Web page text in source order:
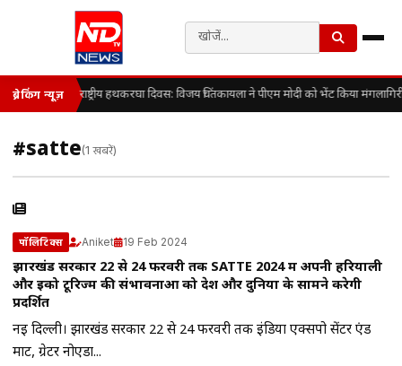
ब्रेकिंग न्यूज़ राष्ट्रीय हथकरघा दिवस: विजय चिंतकायला ने पीएम मोदी को भेंट किया
#satte(1 खबरें)
पॉलिटिक्स Aniket 19 Feb 2024
झारखंड सरकार 22 से 24 फरवरी तक SATTE 2024 में अपनी हरियाली
और इको टूरिज्म की संभावनाओं को देश और दुनिया के सामने करेगी
प्रदर्शित
नई दिल्ली। झारखंड सरकार 22 से 24 फरवरी तक इंडिया एक्सपो सेंटर एंड
मार्ट, ग्रेटर नोएडा...